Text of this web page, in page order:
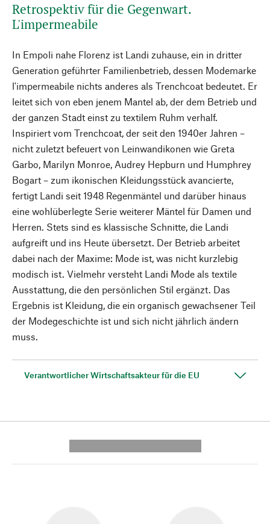
Retrospektiv für die Gegenwart.
L'impermeabile
In Empoli nahe Florenz ist Landi zuhause, ein in dritter
Generation geführter Familienbetrieb, dessen Modemarke
l'impermeabile nichts anderes als Trenchcoat bedeutet. Er
leitet sich von eben jenem Mantel ab, der dem Betrieb und
der ganzen Stadt einst zu textilem Ruhm verhalf.
Inspiriert vom Trenchcoat, der seit den 1940er Jahren –
nicht zuletzt befeuert von Leinwandikonen wie Greta
Garbo, Marilyn Monroe, Audrey Hepburn und Humphrey
Bogart – zum ikonischen Kleidungsstück avancierte,
fertigt Landi seit 1948 Regenmäntel und darüber hinaus
eine wohlüberlegte Serie weiterer Mäntel für Damen und
Herren. Stets sind es klassische Schnitte, die Landi
aufgreift und ins Heute übersetzt. Der Betrieb arbeitet
dabei nach der Maxime: Mode ist, was nicht kurzlebig
modisch ist. Vielmehr versteht Landi Mode als textile
Ausstattung, die den persönlichen Stil ergänzt. Das
Ergebnis ist Kleidung, die ein organisch gewachsener Teil
der Modegeschichte ist und sich nicht jährlich ändern
muss.
Verantwortlicher Wirtschaftsakteur für die EU